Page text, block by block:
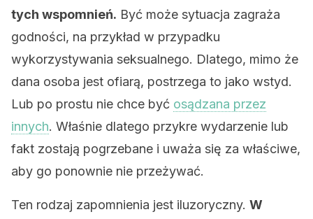
tych wspomnień. Być może sytuacja zagraża
godności, na przykład w przypadku
wykorzystywania seksualnego. Dlatego, mimo że
dana osoba jest ofiarą, postrzega to jako wstyd.
Lub po prostu nie chce być osądzana przez
innych. Właśnie dlatego przykre wydarzenie lub
fakt zostają pogrzebane i uważa się za właściwe,
aby go ponownie nie przeżywać.
Ten rodzaj zapomnienia jest iluzoryczny. W